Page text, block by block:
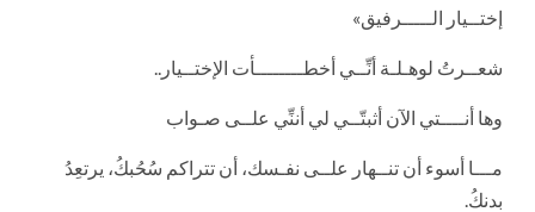
إختــيار الـــــرفيق»
شعــرتُ لوهـلـة أنِّــي أخطــــــــأت الإختــيار..
وها أنــــتي الآن أثبتّــي لي أننِّي علــى صـواب
مـــا أسوء أن تنــهار علــى نفـسك، أن تتراكم سُحُبكُ، يرتعِدُ
بدنكُ.